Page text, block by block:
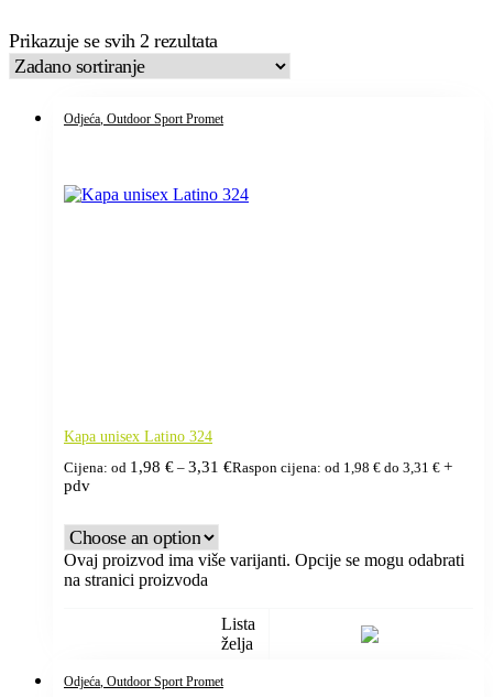
Prikazuje se svih 2 rezultata
Odjeća, Outdoor Sport Promet
Kapa unisex Latino 324
Cijena: od 1,98 € – 3,31 €Raspon cijena: od 1,98 € do 3,31 € +
pdv
Ovaj proizvod ima više varijanti. Opcije se mogu odabrati
na stranici proizvoda
Lista
želja
Odjeća, Outdoor Sport Promet